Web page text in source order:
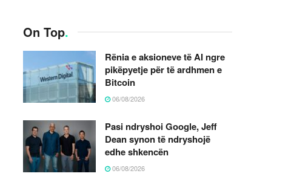
On Top.
Rënia e aksioneve të AI ngre
pikëpyetje për të ardhmen e
Bitcoin
06/08/2026
Pasi ndryshoi Google, Jeff
Dean synon të ndryshojë
edhe shkencën
06/08/2026